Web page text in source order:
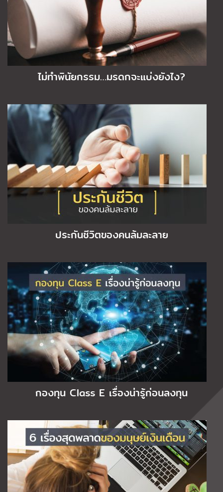
ไม่ทำพินัยกรรม…มรดกจะแบ่งยังไง?
ประกันชีวิตของคนล้มละลาย
กองทุน Class E เรื่องน่ารู้ก่อนลงทุน